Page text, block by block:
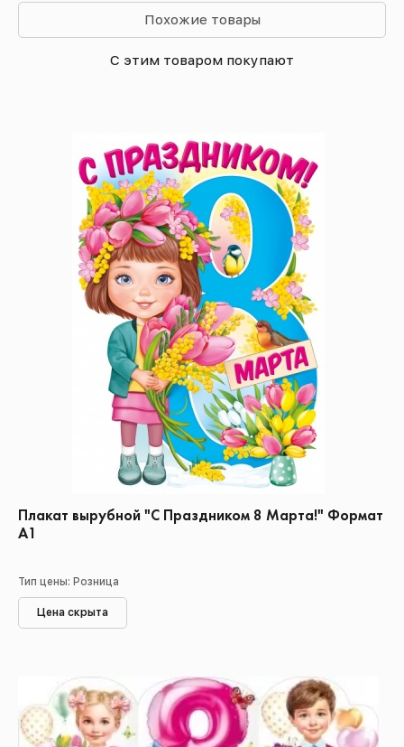
Похожие товары
С этим товаром покупают
Плакат вырубной "С Праздником 8 Марта!" Формат
А1
Тип цены: Розница
Цена скрыта